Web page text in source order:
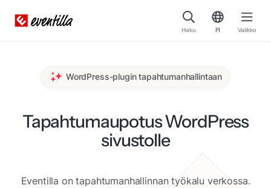
Haku FI Valikko
WordPress-plugin tapahtumanhallintaan
Tapahtumaupotus WordPress
sivustolle
Eventilla on tapahtumanhallinnan työkalu verkossa.